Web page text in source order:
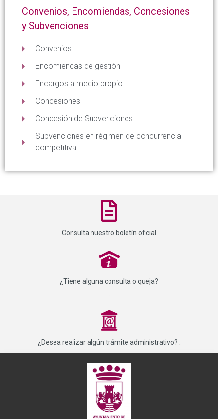
Convenios, Encomiendas, Concesiones
y Subvenciones
Convenios
Encomiendas de gestión
Encargos a medio propio
Concesiones
Concesión de Subvenciones
Subvenciones en régimen de concurrencia
competitiva
Consulta nuestro boletín oficial
P
¿Tiene alguna consulta o queja?
.
_
¿Desea realizar algún trámite administrativo? .